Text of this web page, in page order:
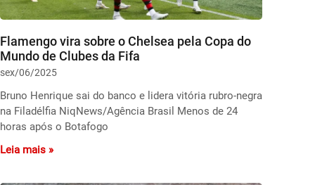
Flamengo vira sobre o Chelsea pela Copa do
Mundo de Clubes da Fifa
sex/06/2025
Bruno Henrique sai do banco e lidera vitória rubro-negra
na Filadélfia NiqNews/Agência Brasil Menos de 24
horas após o Botafogo
Leia mais »